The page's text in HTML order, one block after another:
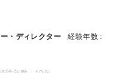
・ディレクター
経験年数 :
験年数 : 10年